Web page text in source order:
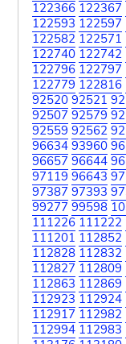
122366 122367
122593 122597
122582 122571
122740 122742
122796 122797
122779 122816
92520 92521
92507 92579
92559 92562
96634 93960
96657 96644
97119 96643
97387 97393
99277 99598
111226 111222
111201 112852
112828 112832
112827 112809
112863 112869
112923 112924
112917 112982
112994 112983